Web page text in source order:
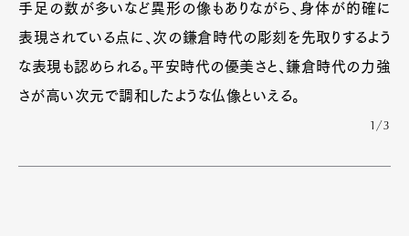
手足の数が多いなど異形の像もありながら、身体が的確に
表現されている点に、次の鎌倉時代の彫刻を先取りするよう
な表現も認められる。平安時代の優美さと、鎌倉時代の力強
さが高い次元で調和したような仏像といえる。
1/3